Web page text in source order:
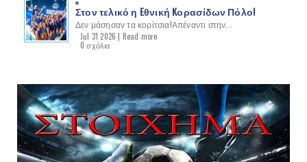
Στον τελικό η Eθνική Kορασίδων Πόλο!
Δεν μάσησαν τα κορίτσια!Απέναντι στην...
Jul 31 2026 | Read more
0 σχόλια